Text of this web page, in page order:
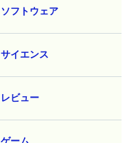
ソフトウェア
サイエンス
レビュー